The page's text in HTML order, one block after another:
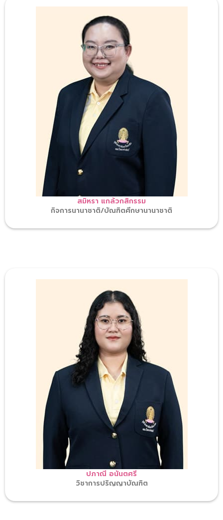
สมิหรา แกล้วกสิกรรม
กิจการนานาชาติ/บัณฑิตศึกษานานาชาติ
ปภาณี อนันตศรี
วิชาการปริญญาบัณฑิต